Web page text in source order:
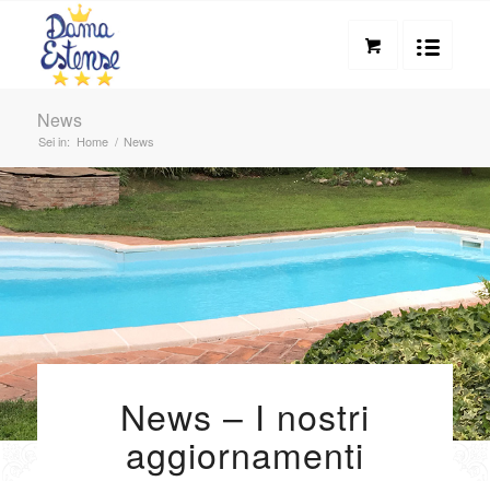
News
Sei in: Home / News
News – I nostri
aggiornamenti